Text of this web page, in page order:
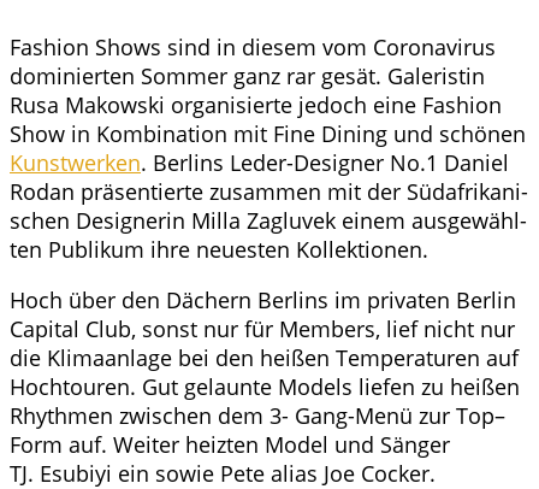
Fashion Shows sind in die­sem vom Coro­na­vi­rus
domi­nier­ten Som­mer ganz rar gesät. Gale­ris­tin
Rusa Makow­ski orga­ni­sier­te jedoch eine Fashion
Show in Kom­bi­na­ti­on mit Fine Dining und schö­nen
Kunst­wer­ken. Ber­lins Leder-Desi­gner No.1 Dani­el
Rodan prä­sen­tier­te zusam­men mit der Süd­afri­ka­ni­
schen Desi­gne­rin Mil­la Zaglu­vek einem aus­ge­wähl­
ten Publi­kum ihre neu­es­ten Kollektionen.
Hoch über den Dächern Ber­lins im pri­va­ten Ber­lin
Capi­tal Club, sonst nur für Mem­bers, lief nicht nur
die Kli­ma­an­la­ge bei den hei­ßen Tem­pe­ra­tu­ren auf
Hoch­tou­ren. Gut gelaun­te Models lie­fen zu hei­ßen
Rhyth­men zwi­schen dem 3- Gang-Menü zur Top–
Form auf. Wei­ter heiz­ten Model und Sän­ger
TJ. Esubiyi ein sowie Pete ali­as Joe Cocker.